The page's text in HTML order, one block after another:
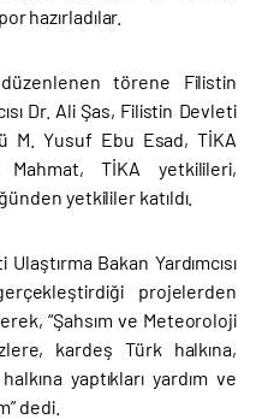
hazırladılar.
törene Filistin
Dr. Ali Şas, Filistin Devleti
M. Yusuf Ebu Esad, TİKA
TİKA yetkilileri,
yetkililer katıldı.
Bakan Yardımcısı
projelerden
“Şahsım ve Meteoroloji
kardeş Türk halkına,
yaptıkları yardım ve
dedi.